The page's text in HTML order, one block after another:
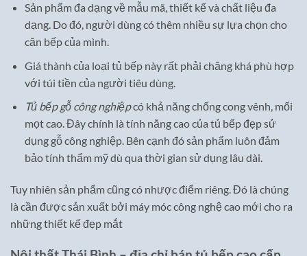
Sản phẩm đa dạng về mẫu mã, thiết kế và chất liệu đa
dạng. Do đó, người dùng có thêm nhiều sự lựa chọn cho
căn bếp của mình.
Giá thành của loại tủ bếp này rất phải chăng khá phù hợp
với túi tiền của người tiêu dùng.
Tủ bếp gỗ công nghiệpcó khả năng chống cong vênh, mối
mọt cao. Đây chính là tính năng cao của tủ bếp đẹp sử
dụng gỗ công nghiệp. Bên cạnh đó sản phẩm luôn đảm
bảo tính thẩm mỹ dù qua thời gian sử dụng lâu dài.
Tuy nhiên sản phẩm cũng có nhược điểm riêng. Đó là chúng
là cần được sản xuất bởi máy móc công nghệ cao mới cho ra
những thiết kế đẹp mắt